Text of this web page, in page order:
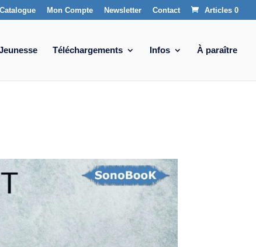
Catalogue Mon Compte Newsletter Contact Articles 0
Téléchargements Infos À paraître